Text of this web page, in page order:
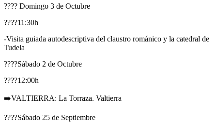
???? Domingo 3 de Octubre
????11:30h
-Visita guiada autodescriptiva del claustro románico y la catedral de
Tudela
????Sábado 2 de Octubre
????12:00h
➡️VALTIERRA: La Torraza. Valtierra
????Sábado 25 de Septiembre